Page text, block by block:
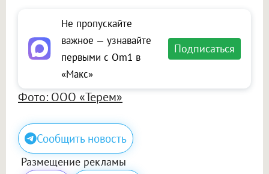
Не пропускайте
важное — узнавайте
первыми с Om1 в
«Макс»
Подписаться
Фото: ООО «Терем»
Сообщить новость
Размещение рекламы